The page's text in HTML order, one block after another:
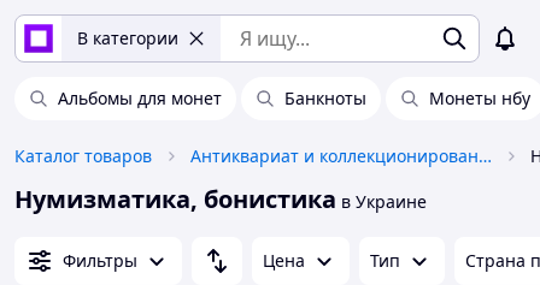
В категории
Альбомы для монет Банкноты Монеты нбу
Каталог товаров Антиквариат и коллекционирование
Нумизматика, бонистика в Украине
Фильтры Цена Тип Страна